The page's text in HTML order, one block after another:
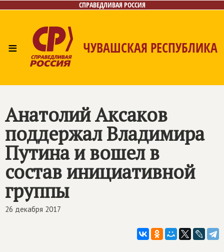
СПРАВЕДЛИВАЯ РОССИЯ
≡ ЧУВАШСКАЯ РЕСПУБЛИКА
Контакты
Анатолий Аксаков
поддержал Владимира
Путина и вошел в
состав инициативной
группы
26 декабря 2017